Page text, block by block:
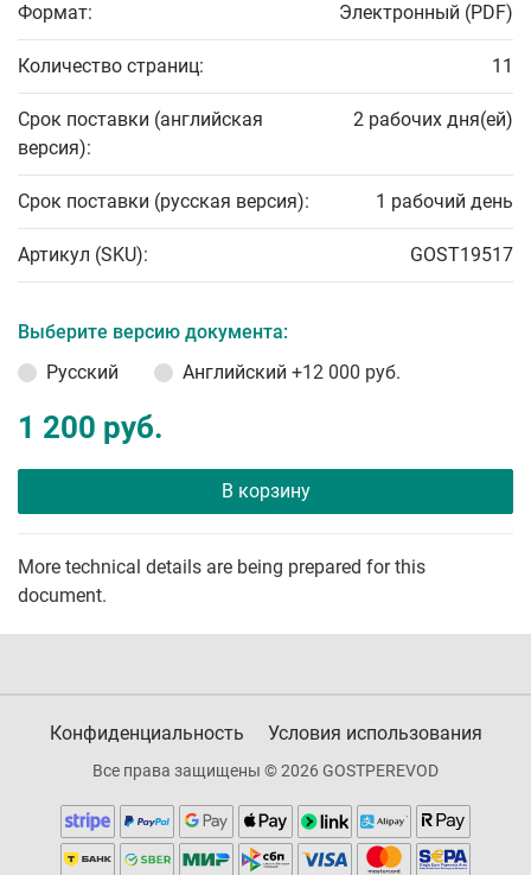
Формат: Электронный (PDF)
Количество страниц: 11
Срок поставки (английская
версия):
2 рабочих дня(ей)
Срок поставки (русская версия): 1 рабочий день
Артикул (SKU): GOST19517
Выберите версию документа:
Русский
Английский +12 000 руб.
1 200 руб.
В корзину
More technical details are being prepared for this
document.
Конфиденциальность Условия использования
Все права защищены © 2026 GOSTPEREVOD